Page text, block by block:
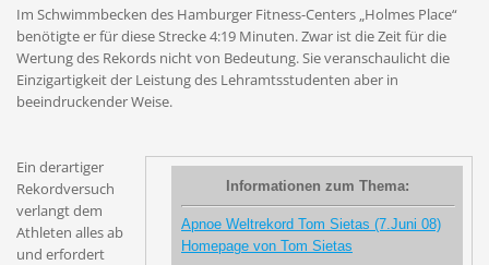
Im Schwimmbecken des Hamburger Fitness-Centers „Holmes Place“
benötigte er für diese Strecke 4:19 Minuten. Zwar ist die Zeit für die
Wertung des Rekords nicht von Bedeutung. Sie veranschaulicht die
Einzigartigkeit der Leistung des Lehramtsstudenten aber in
beeindruckender Weise.
Informationen zum Thema:
Apnoe Weltrekord Tom Sietas (7.Juni 08)
Homepage von Tom Sietas
Ein derartiger
Rekordversuch
verlangt dem
Athleten alles ab
und erfordert